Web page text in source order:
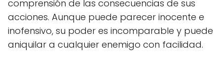
comprensión de las consecuencias de sus
acciones. Aunque puede parecer inocente e
inofensivo, su poder es incomparable y puede
aniquilar a cualquier enemigo con facilidad.